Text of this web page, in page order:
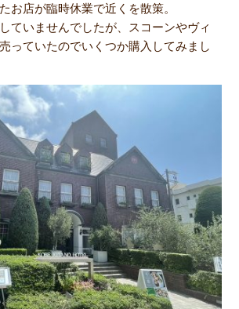
お店が臨時休業で近くを散策。
ていませんでしたが、スコーンやヴィ
っていたのでいくつか購入してみまし